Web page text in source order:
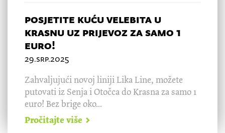
posjetite kuću velebita u
krasnu uz prijevoz za samo 1
euro!
29.srp.2025
Zahvaljujući novoj liniji Lika Line, možete
putovati iz Senja i Otočca do Krasna za samo 1
euro! Bez brige oko...
Pročitajte više